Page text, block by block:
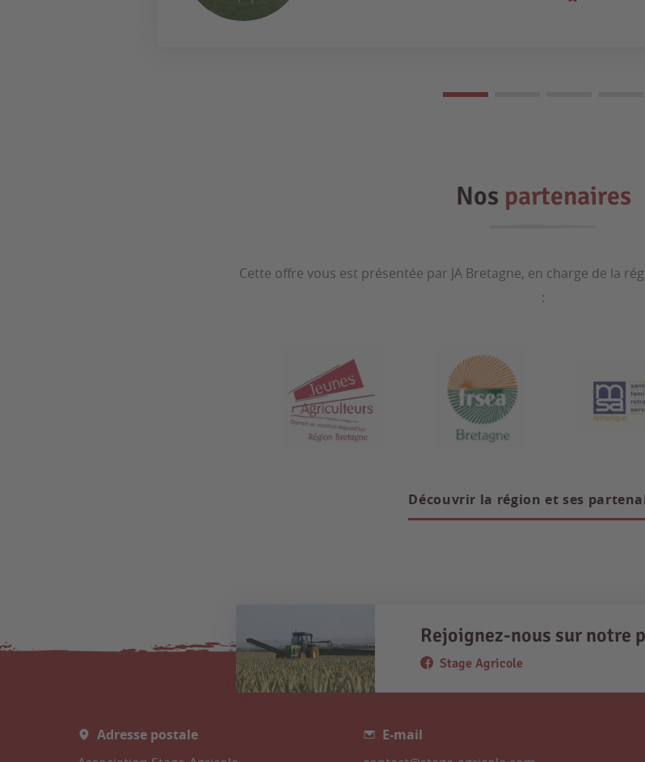
Nos partenaires
Cette offre vous est présentée par JA Bretagne, en charge de la
:
Découvrir la région et ses
Rejoignez-nous sur notre
Stage Agricole
Adresse postale
E-mail